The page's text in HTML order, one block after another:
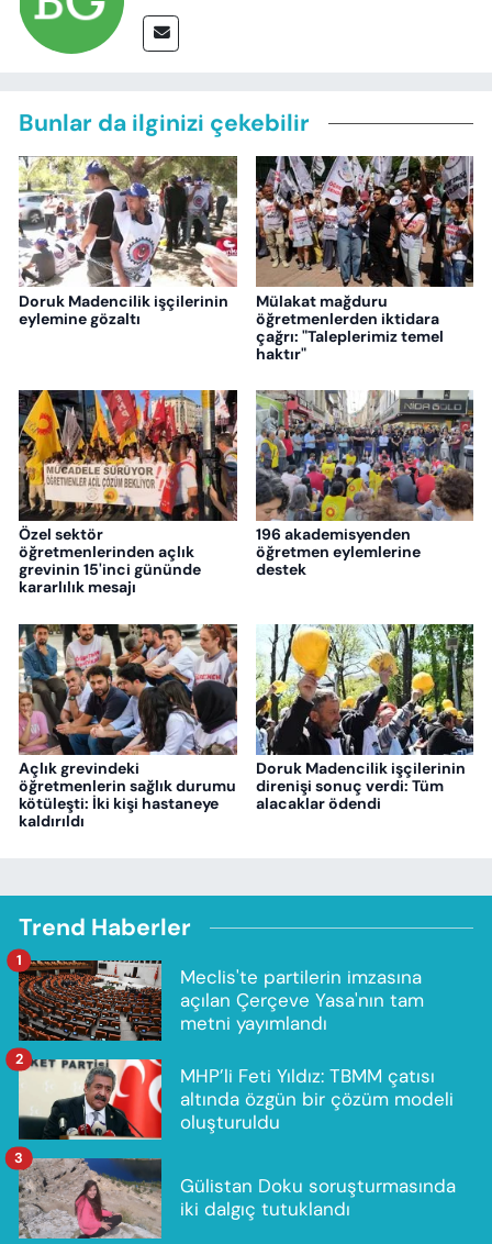
Bunlar da ilginizi çekebilir
Doruk Madencilik işçilerinin
eylemine gözaltı
Mülakat mağduru
öğretmenlerden iktidara
çağrı: "Taleplerimiz temel
haktır"
Özel sektör
öğretmenlerinden açlık
grevinin 15'inci gününde
kararlılık mesajı
196 akademisyenden
öğretmen eylemlerine
destek
Açlık grevindeki
öğretmenlerin sağlık durumu
kötüleşti: İki kişi hastaneye
kaldırıldı
Doruk Madencilik işçilerinin
direnişi sonuç verdi: Tüm
alacaklar ödendi
Trend Haberler
Meclis'te partilerin imzasına
açılan Çerçeve Yasa'nın tam
metni yayımlandı
1
MHP’li Feti Yıldız: TBMM çatısı
altında özgün bir çözüm modeli
oluşturuldu
2
Gülistan Doku soruşturmasında
iki dalgıç tutuklandı
3